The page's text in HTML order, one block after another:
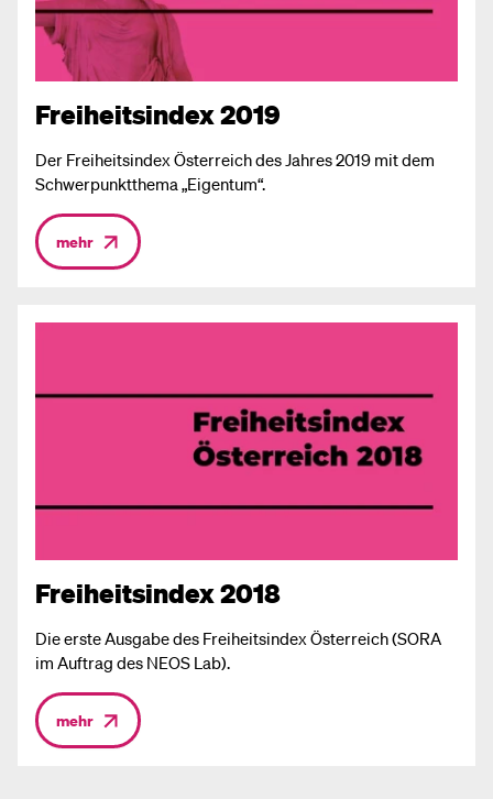
Freiheitsindex 2019
Der Freiheitsindex Österreich des Jahres 2019 mit dem
Schwerpunktthema „Eigentum“.
mehr
Freiheitsindex 2018
Die erste Ausgabe des Freiheitsindex Österreich (SORA
im Auftrag des NEOS Lab).
mehr